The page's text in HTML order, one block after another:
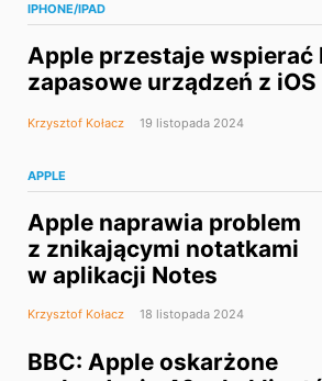
IPHONE/IPAD
Apple przestaje wspierać
zapasowe urządzeń z iOS
Krzysztof Kołacz 19 listopada 2024
APPLE
Apple naprawia problem
z znikającymi notatkami
w aplikacji Notes
Krzysztof Kołacz 18 listopada 2024
BBC: Apple oskarżone